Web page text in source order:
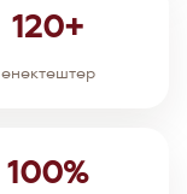
120+
өнөктөштөр
100%